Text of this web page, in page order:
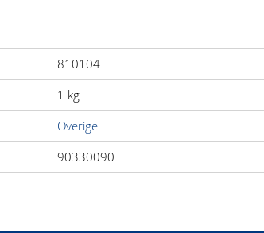
810104
1 kg
Overige
90330090